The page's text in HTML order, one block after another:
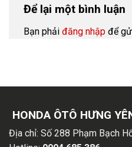
Để lại một bình luận
Bạn phải đăng nhập để
HONDA ÔTÔ HƯNG
Địa chỉ: Số 288 Phạm Bạch